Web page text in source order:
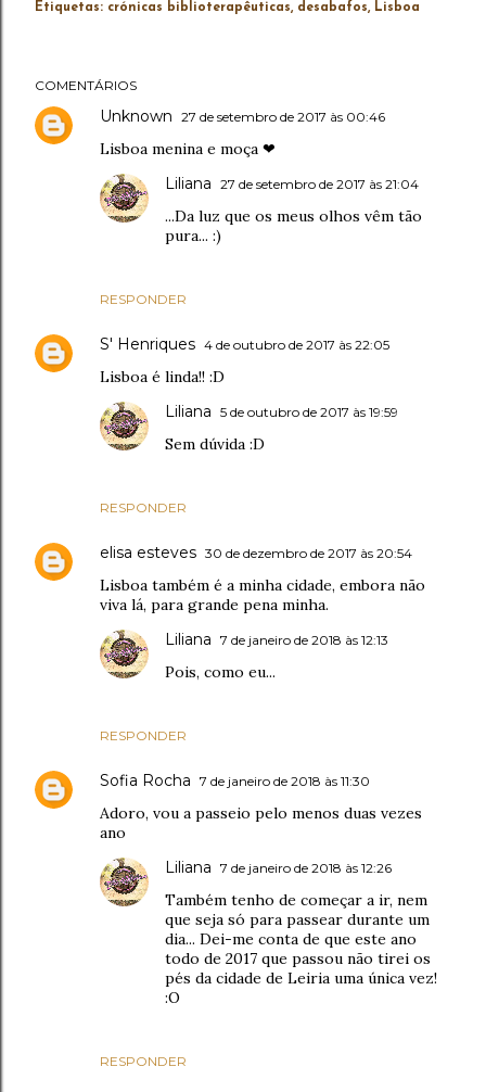
Etiquetas: crónicas biblioterapêuticas desabafos Lisboa
COMENTÁRIOS
Unknown 27 de setembro de 2017 às 00:46
Lisboa menina e moça ❤
RESPONDER
Liliana 27 de setembro de 2017 às 21:04
...Da luz que os meus olhos vêm tão
pura... :)
S' Henriques 4 de outubro de 2017 às 22:05
Lisboa é linda!! :D
RESPONDER
Liliana 5 de outubro de 2017 às 19:59
Sem dúvida :D
elisa esteves 30 de dezembro de 2017 às 20:54
Lisboa também é a minha cidade, embora não
viva lá, para grande pena minha.
RESPONDER
Liliana 7 de janeiro de 2018 às 12:13
Pois, como eu...
Sofia Rocha 7 de janeiro de 2018 às 11:30
Adoro, vou a passeio pelo menos duas vezes
ano
RESPONDER
Liliana 7 de janeiro de 2018 às 12:26
Também tenho de começar a ir, nem
que seja só para passear durante um
dia... Dei-me conta de que este ano
todo de 2017 que passou não tirei os
pés da cidade de Leiria uma única vez!
:O